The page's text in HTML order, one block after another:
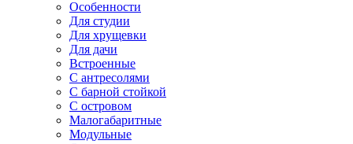
Особенности
Для студии
Для хрущевки
Для дачи
Встроенные
С антресолями
С барной стойкой
С островом
Малогабаритные
Модульные